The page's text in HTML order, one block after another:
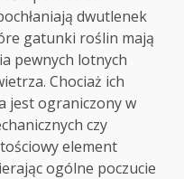
dwutlenek
gatunki roślin mają
pewnych lotnych
Chociaż ich
jest ograniczony w
czy
element
ogólne poczucie